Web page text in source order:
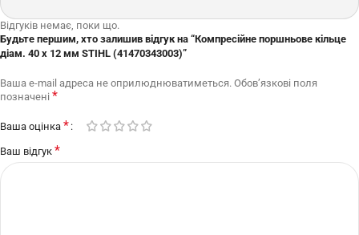
Відгуків немає, поки що.
Будьте першим, хто залишив відгук на “Компресійне поршньове кільце
діам. 40 х 12 мм STIHL (41470343003)”
Ваша e-mail адреса не оприлюднюватиметься. Обов’язкові поля
позначені *
Ваша оцінка *
Ваш відгук *